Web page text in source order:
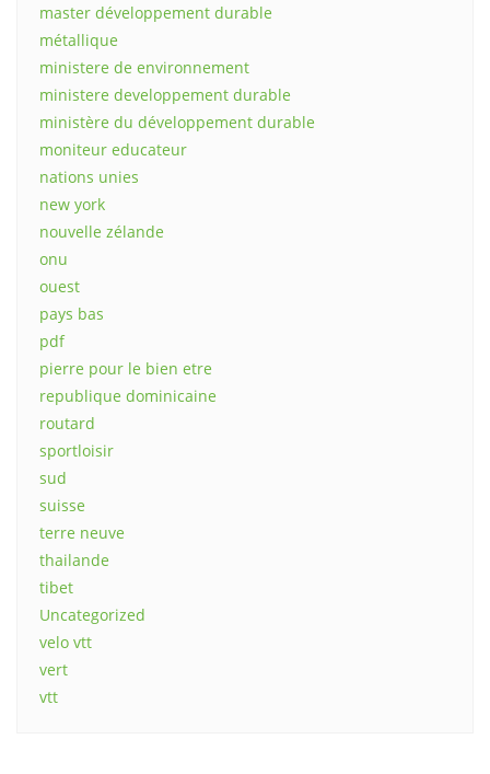
master développement durable
métallique
ministere de environnement
ministere developpement durable
ministère du développement durable
moniteur educateur
nations unies
new york
nouvelle zélande
onu
ouest
pays bas
pdf
pierre pour le bien etre
republique dominicaine
routard
sportloisir
sud
suisse
terre neuve
thailande
tibet
Uncategorized
velo vtt
vert
vtt